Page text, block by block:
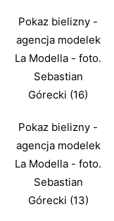
Pokaz bielizny -
agencja modelek
La Modella - foto.
Sebastian
Górecki (16)
Pokaz bielizny -
agencja modelek
La Modella - foto.
Sebastian
Górecki (13)